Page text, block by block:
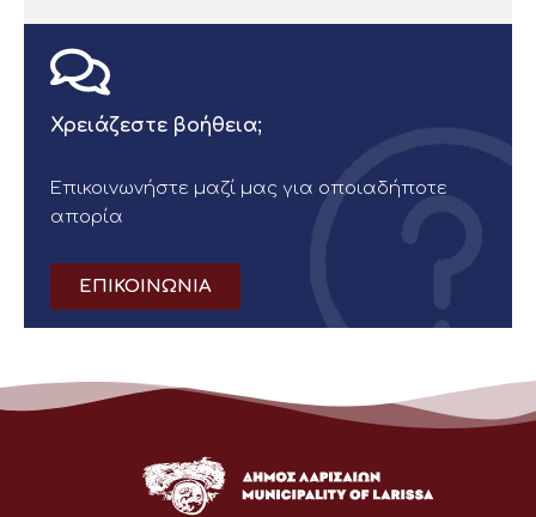
Χρειάζεστε βοήθεια;
Επικοινωνήστε μαζί μας για οποιαδήποτε
απορία
ΕΠΙΚΟΙΝΩΝΙΑ